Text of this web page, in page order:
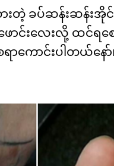
ားတဲ့ ခပ်ဆန်းဆန်
ောင်းလေးလို့ ထင်ရစ
င်းပါတယ်နော်။